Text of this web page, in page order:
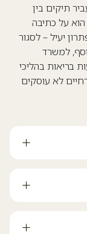
תיקים בין
על כתיבה
יעיל – לסגור
למשרד
בריאות בהליכי
לא עוסקים